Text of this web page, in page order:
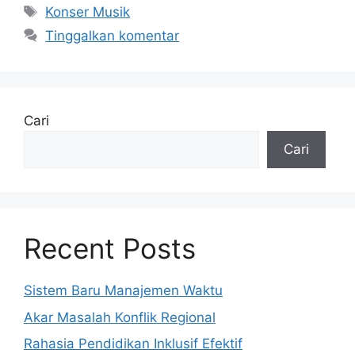
Tag
Konser Musik
Tinggalkan komentar
Cari
Cari
Recent Posts
Sistem Baru Manajemen Waktu
Akar Masalah Konflik Regional
Rahasia Pendidikan Inklusif Efektif